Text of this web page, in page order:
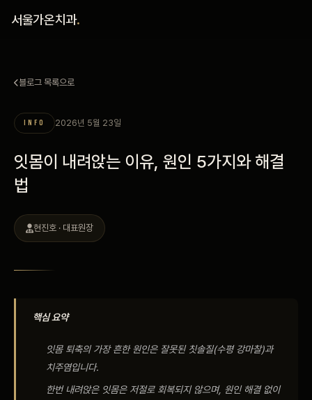
서울가온치과.
안내
공지사항
블로그 목록으로
INFO 2026년 5월 23일
잇몸이 내려앉는 이유, 원인 5가지와 해결
법
현진호 · 대표원장
핵심 요약
잇몸 퇴축의 가장 흔한 원인은 잘못된 칫솔질(수평 강마찰)과
치주염입니다.
한번 내려앉은 잇몸은 저절로 회복되지 않으며, 원인 해결 없이